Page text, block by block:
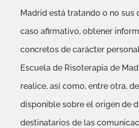
Madrid está tratando o no sus
caso afirmativo, obtener
concretos de carácter
Escuela de Risoterapia de
realice, así como, entre otra,
disponible sobre el origen de
destinatarios de las